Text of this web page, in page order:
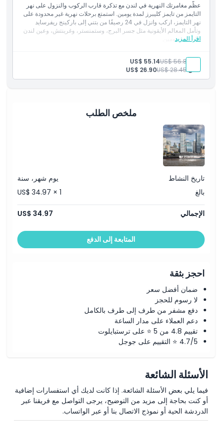
الموقع
سياسة الإلغاء
عظّم مغامرتك النهرية في لندن مع تذكرة قارب الركوب والنزول على نهر
التايمز من تايمز كليبرز لمدة يومين. استمتع برحلات نهرية غير محدودة على
نهر التايمز، اركب وانزل في 24 رصيفًا من بتني إلى باركينج ريفرسايد
وتأمل المعالم الأيقونية مثل جسر البرج، وستمنستر، وغرينتش، وعين لندن
على مدى يومين.
اقرأ المزيد
بالغ: US$ 56.89
US$ 55.14
طفل:US$ 28.45
US$ 26.90
ملخص الطلب
تاريخ النشاط
يوم شهر، سنة
بالغ
US$ 34.97 × 1
الإجمالي US$ 34.97
المتابعة إلى الدفع
احجز بثقة
ضمان أفضل سعر
لا رسوم للحجز
دفع مشفر من طرف إلى طرف بالكامل
دعم العملاء على مدار الساعة
تقييم 4.8 من 5 ⭐ على ترستبايلوت
4.7/5 ⭐ التقييم على جوجل
الأسئلة الشائعة
فيما يلي بعض الأسئلة الشائعة. إذا كانت لديك أي استفسارات إضافية
أو كنت بحاجة إلى مزيد من التوضيح، يرجى التواصل مع فريقنا عبر
الدردشة الحية أو نموذج الاتصال بنا أو عبر الواتساب.